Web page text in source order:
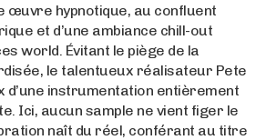
œuvre hypnotique, au confluent
et d’une ambiance chill-out
world. Évitant le piège de la
le talentueux réalisateur Pete
d’une instrumentation entièrement
Ici, aucun sample ne vient figer le
naît du réel, conférant au titre